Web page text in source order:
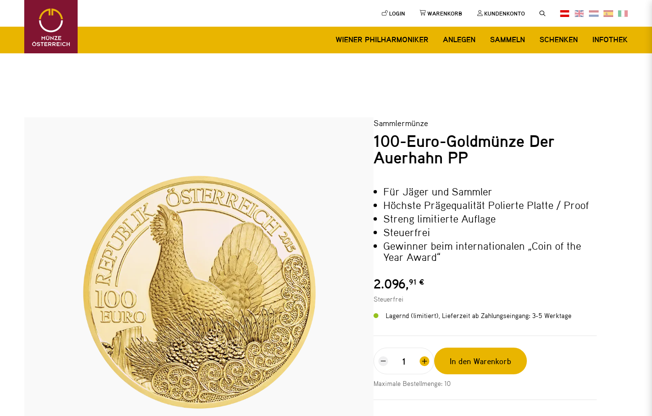
LOGIN WARENKORB KUNDENKONTO
WIENER PHILHARMONIKER ANLEGEN SAMMELN SCHENKEN INFOTHEK
Sammlermünze
100-Euro-Goldmünze Der
Auerhahn PP
Für Jäger und Sammler
Höchste Prägequalität Polierte Platte / Proof
Streng limitierte Auflage
Steuerfrei
Gewinner beim internationalen „Coin of the
Year Award“
2.096,91 €
Steuerfrei
Lagernd (limitiert), Lieferzeit ab Zahlungseingang: 3-5 Werktage
In den Warenkorb
Maximale Bestellmenge: 10